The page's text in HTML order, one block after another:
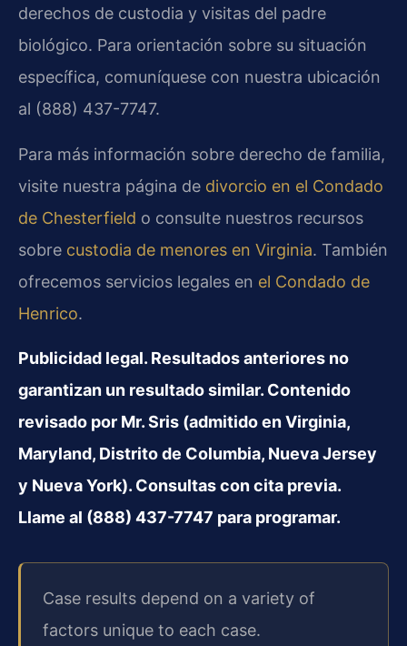
derechos de custodia y visitas del padre
biológico. Para orientación sobre su situación
específica, comuníquese con nuestra ubicación
al (888) 437-7747.
Para más información sobre derecho de familia,
visite nuestra página de divorcio en el Condado
de Chesterfield o consulte nuestros recursos
sobre custodia de menores en Virginia. También
ofrecemos servicios legales en el Condado de
Henrico.
Publicidad legal. Resultados anteriores no
garantizan un resultado similar. Contenido
revisado por Mr. Sris (admitido en Virginia,
Maryland, Distrito de Columbia, Nueva Jersey
y Nueva York). Consultas con cita previa.
Llame al (888) 437-7747 para programar.
Case results depend on a variety of
factors unique to each case.